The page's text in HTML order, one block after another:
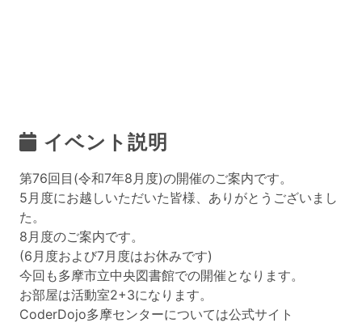
イベント説明
第76回目(令和7年8月度)の開催のご案内です。
5月度にお越しいただいた皆様、ありがとうございまし
た。
8月度のご案内です。
(6月度および7月度はお休みです)
今回も多摩市立中央図書館での開催となります。
お部屋は活動室2+3になります。
CoderDojo多摩センターについては公式サイト